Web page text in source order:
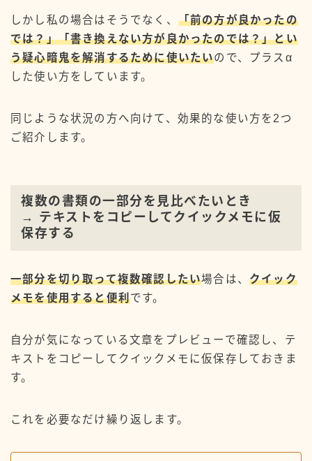
しかし私の場合はそうでなく、 「前の方が良かったの
では？」「書き換えない方が良かったのでは？」とい
う疑心暗鬼を解消するために使いたいので、プラスα
した使い方をしています。
同じような状況の方へ向けて、効果的な使い方を2つ
ご紹介します。
複数の書類の一部分を見比べたいとき
→ テキストをコピーしてクイックメモに仮
保存する
一部分を切り取って複数確認したい場合は、クイック
メモを使用すると便利です。
自分が気になっている文章をプレビューで確認し、テ
キストをコピーしてクイックメモに仮保存しておきま
す。
これを必要なだけ繰り返します。